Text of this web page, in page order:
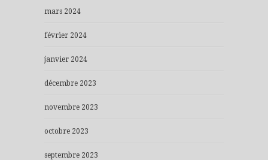
mars 2024
février 2024
janvier 2024
décembre 2023
novembre 2023
octobre 2023
septembre 2023